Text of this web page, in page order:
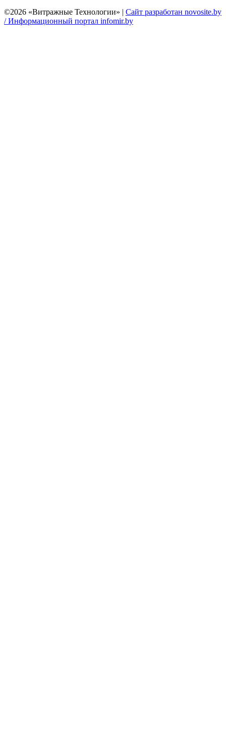
©2026 «Витражные Технологии» | Сайт разработан novosite.by
/Информационный портал infomir.by